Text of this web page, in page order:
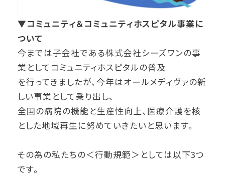
▼コミュニティ＆コミュニティホスピタル事業に
ついて
今までは子会社である株式会社シーズワンの事
業としてコミュニティホスピタルの普及
を行ってきましたが、今年はオールメディヴァの新
しい事業として乗り出し、
全国の病院の機能と生産性向上、医療介護を核
とした地域再生に努めていきたいと思います。
その為の私たちの＜行動規範＞としては以下3つ
です。